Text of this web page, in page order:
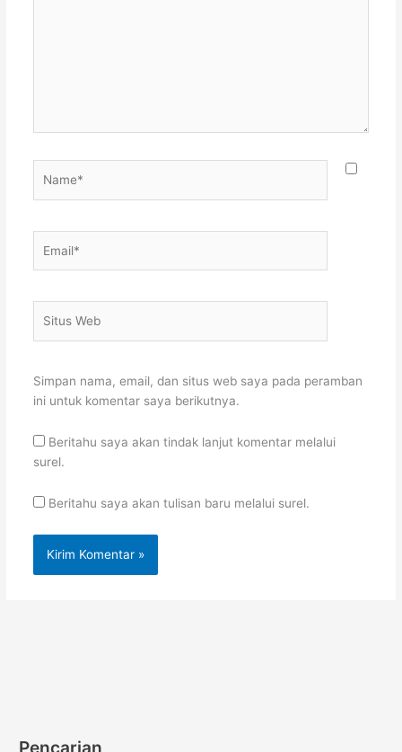
Web
Simpan nama, email, dan situs web saya pada peramban
ini untuk komentar saya berikutnya.
Beritahu saya akan tindak lanjut komentar melalui
surel.
Beritahu saya akan tulisan baru melalui surel.
Pencarian